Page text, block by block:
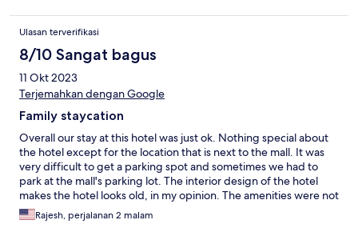
Ulasan terverifikasi
8/10 Sangat bagus
11 Okt 2023
Terjemahkan dengan Google
Family staycation
Overall our stay at this hotel was just ok. Nothing special about
the hotel except for the location that is next to the mall. It was
very difficult to get a parking spot and sometimes we had to
park at the mall's parking lot. The interior design of the hotel
makes the hotel looks old, in my opinion. The amenities were not
as complete as other hotels I stayed in with the same rate.
However, they gave us some complimentary drinks. The
Rajesh, perjalanan 2 malam